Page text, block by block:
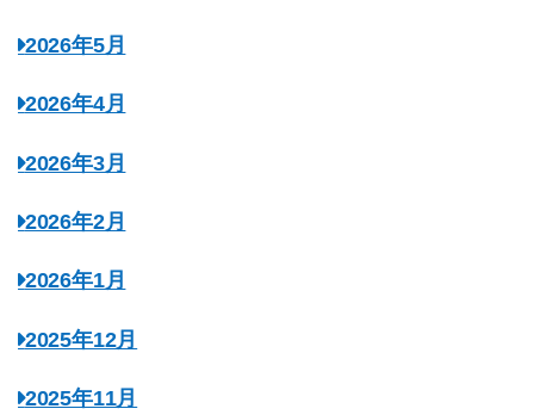
2026年5月
2026年4月
2026年3月
2026年2月
2026年1月
2025年12月
2025年11月